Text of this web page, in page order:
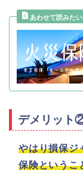
デメリット
やはり損保ジ
保険というこ